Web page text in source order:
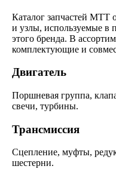
Каталог запчастей MTT
и узлы, используемые в
этого бренда. В
комплектующие и
Двигатель
Поршневая группа,
свечи, турбины.
Трансмиссия
Сцепление, муфты,
шестерни.